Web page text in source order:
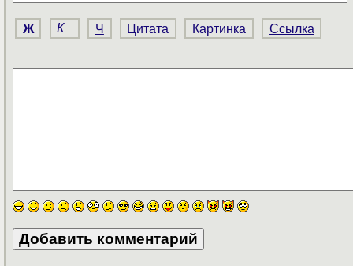
Ж К Ч Цитата Картинка Ссылка